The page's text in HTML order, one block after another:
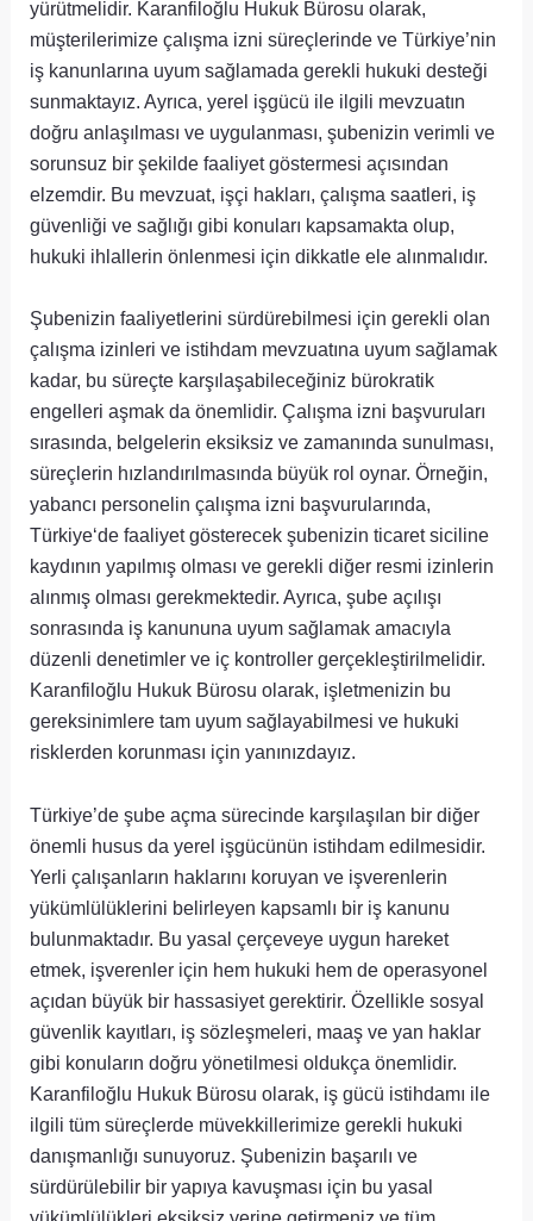
yürütmelidir. Karanfiloğlu Hukuk Bürosu olarak,
müşterilerimize çalışma izni süreçlerinde ve Türkiye’nin
iş kanunlarına uyum sağlamada gerekli hukuki desteği
sunmaktayız. Ayrıca, yerel işgücü ile ilgili mevzuatın
doğru anlaşılması ve uygulanması, şubenizin verimli ve
sorunsuz bir şekilde faaliyet göstermesi açısından
elzemdir. Bu mevzuat, işçi hakları, çalışma saatleri, iş
güvenliği ve sağlığı gibi konuları kapsamakta olup,
hukuki ihlallerin önlenmesi için dikkatle ele alınmalıdır.
Şubenizin faaliyetlerini sürdürebilmesi için gerekli olan
çalışma izinleri ve istihdam mevzuatına uyum sağlamak
kadar, bu süreçte karşılaşabileceğiniz bürokratik
engelleri aşmak da önemlidir. Çalışma izni başvuruları
sırasında, belgelerin eksiksiz ve zamanında sunulması,
süreçlerin hızlandırılmasında büyük rol oynar. Örneğin,
yabancı personelin çalışma izni başvurularında,
Türkiye‘de faaliyet gösterecek şubenizin ticaret siciline
kaydının yapılmış olması ve gerekli diğer resmi izinlerin
alınmış olması gerekmektedir. Ayrıca, şube açılışı
sonrasında iş kanununa uyum sağlamak amacıyla
düzenli denetimler ve iç kontroller gerçekleştirilmelidir.
Karanfiloğlu Hukuk Bürosu olarak, işletmenizin bu
gereksinimlere tam uyum sağlayabilmesi ve hukuki
risklerden korunması için yanınızdayız.
Türkiye’de şube açma sürecinde karşılaşılan bir diğer
önemli husus da yerel işgücünün istihdam edilmesidir.
Yerli çalışanların haklarını koruyan ve işverenlerin
yükümlülüklerini belirleyen kapsamlı bir iş kanunu
bulunmaktadır. Bu yasal çerçeveye uygun hareket
etmek, işverenler için hem hukuki hem de operasyonel
açıdan büyük bir hassasiyet gerektirir. Özellikle sosyal
güvenlik kayıtları, iş sözleşmeleri, maaş ve yan haklar
gibi konuların doğru yönetilmesi oldukça önemlidir.
Karanfiloğlu Hukuk Bürosu olarak, iş gücü istihdamı ile
ilgili tüm süreçlerde müvekkillerimize gerekli hukuki
danışmanlığı sunuyoruz. Şubenizin başarılı ve
sürdürülebilir bir yapıya kavuşması için bu yasal